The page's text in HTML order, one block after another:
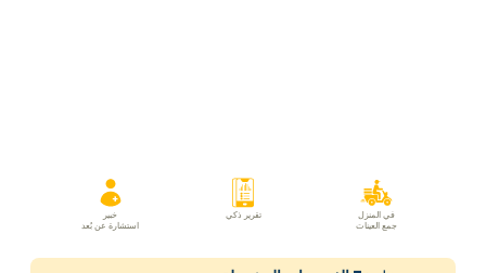
في المنزل
جمع العينات
تقرير ذكي
خبير
استشارة عن بُعد